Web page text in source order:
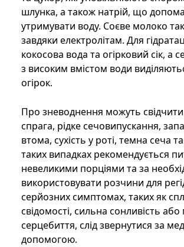
шлунка, а також натрій, що
утримувати воду. Соєве молоко
завдяки електролітам. Для
кокосова вода та огірковий сік, а
з високим вмістом води
огірок.
Про зневоднення можуть
спрага, рідке сечовипускання,
втома, сухість у роті, темна сеча
таких випадках рекомендується
невеликими порціями та за
використовувати розчини для
серйозних симптомах, таких як
свідомості, сильна сонливість
серцебиття, слід звернутися за
допомогою.